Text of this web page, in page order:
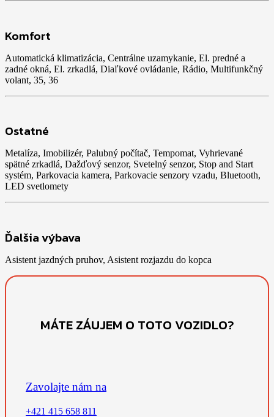
Komfort
Automatická klimatizácia, Centrálne uzamykanie, El. predné a
zadné okná, El. zrkadlá, Diaľkové ovládanie, Rádio, Multifunkčný
volant, 35, 36
Ostatné
Metalíza, Imobilizér, Palubný počítač, Tempomat, Vyhrievané
spätné zrkadlá, Dažďový senzor, Svetelný senzor, Stop and Start
systém, Parkovacia kamera, Parkovacie senzory vzadu, Bluetooth,
LED svetlomety
Ďalšia výbava
Asistent jazdných pruhov, Asistent rozjazdu do kopca
MÁTE ZÁUJEM O TOTO VOZIDLO?
Zavolajte nám na
+421 415 658 811